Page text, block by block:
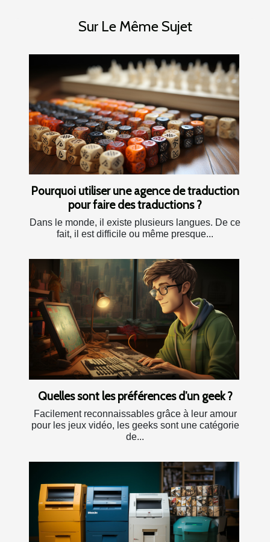
Sur Le Même Sujet
Pourquoi utiliser une agence de traduction
pour faire des traductions ?
Dans le monde, il existe plusieurs langues. De ce
fait, il est difficile ou même presque...
Quelles sont les préférences d’un geek ?
Facilement reconnaissables grâce à leur amour
pour les jeux vidéo, les geeks sont une catégorie
de...